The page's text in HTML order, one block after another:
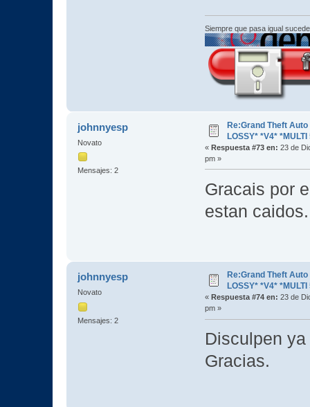
Siempre que pasa igual
johnnyesp
Novato
Mensajes: 2
Re:Grand Theft
LOSSY* *V4*
« Respuesta #73 en: 23 de
pm »
Gracais por
estan
johnnyesp
Novato
Mensajes: 2
Re:Grand Theft
LOSSY* *V4*
« Respuesta #74 en: 23 de
pm »
Disculpen
Gracias.